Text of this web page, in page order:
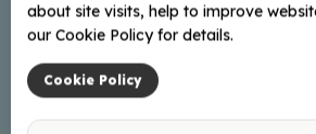
about site visits, help to improve
our Cookie Policy for details.
Cookie Policy